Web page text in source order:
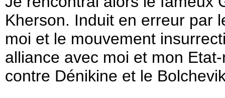
Kherson. Induit en erreur par
moi et le mouvement
alliance avec moi et mon
contre Dénikine et le